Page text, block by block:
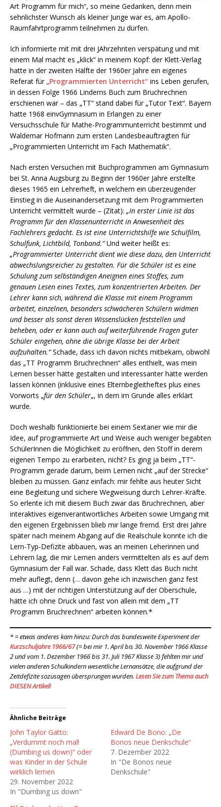
Art Programm für mich“, so meine Gedanken, denn mein
sehnlichster Wunsch als kleiner Junge war es, am Apollo-
Raumfahrtprogramm teilnehmen zu dürfen.
Ich informierte mit mit drei JAhrzehnten verspätung und mit
einem Mal macht es „klick“ in meinem Kopf: der Klett-Verlag
hatte in der zweiten Hälfte der 1960er Jahre ein eigenes
Referat für „Programmierten Unterricht“ ins Leben gerufen,
in dessen Folge 1966 Linderns Buch zum Bruchrechnen
erschienen war – das „TT“ stand dabei für „Tutor Text“. Bayern
hatte 1968 einvGymnasium in Erlangen zu einer
Versuchsschule für Mathe-Programmunterricht bestimmt und
Waldemar Hofmann zum ersten Landesbeauftragten für
„Programmierten Unterricht im Fach Mathematik“.
Nach ersten Versuchen mit Buchprogrammen am Gymnasium
bei St. Anna Augsburg zu Beginn der 1960er Jahre erstellte
dieses 1965 ein Lehrerheft, in welchem ein überzeugender
Einstieg in die Auseinandersetzung mit dem Programmierten
Unterricht vermittelt wurde – (Zitat): „In erster Linie ist das
Programm für den Klassenunterricht in Anwesenheit des
Fachlehrers gedacht. Es ist eine Unterrichtshilfe wie Schulfilm,
Schulfunk, Lichtbild, Tonband.“Und weiter heißt es:
„Programmierter Unterricht dient wie diese dazu, den Unterricht
abwechslungsreicher zu gestalten. Für die Schüler ist es eine
Schulung zum selbständigen Aneignen eines Stoffes, zum
genauen Lesen eines Textes, zum konzentrierten Arbeiten. Der
Lehrer kann sich, während die Klasse mit einem Programm
arbeitet, einzelnen, besonders schwächeren Schülern widmen
und besser als sonst deren Wissenslücken feststellen und
beheben, oder er kann auch auf weiterführende Fragen guter
Schüler eingehen, ohne die übrige Klasse bei der Arbeit
aufzuhalten.“Schade, dass ich davon nichts mitbekam, obwohl
das „TT Programm Bruchrechnen“ alles enthielt, was mein
Lernen besser hätte gestalten und interessanter hätte werden
lassen können (inklusive eines Elternbegleitheftes plus eines
Vorworts „für den Schüler„, in dem im Grunde alles erklärt
wurde.
Doch weshalb funktionierte bei einem Sextaner wie mir die
Idee, auf programmierte Art und Weise auch weniger begabten
SchülerInnen die Möglichkeit zu eröffnen, den Stoff in derem
eigenen Tempo zu erarbeiten, nicht? Es ging ja beim „TT“-
Programm gerade darum, beim Lernen nicht „auf der Strecke“
bleiben zu müssen. Ganz einfach: mir fehlte aus heuter Sicht
eine Begleitung und sichere Wegweisung durch Lehrer-Kräfte.
So erlente ich mit diesem Buch zwar das Bruchrechnen, aber
interaktives eigenverantwortliches Arbeiten sowie Umgang mit
den eigenen Ergebnissen blieb mir lange fremd. Erst drei Jahre
später nach meinem Abgang auf die Realschule konnte ich die
Lern-Typ-Defizite abbauen, was an meinen Leherinnen und
Lehrern lag, die mir Lernen anders vermittelten als es auf dem
Gymnasium der Fall war. Schade, dass Klett das Buch nicht
mehr auflegt, denn (… davon gehe ich inzwischen ganz fest
aus …) mit der richtigen Unterstützung auf der Oberschule,
hätte ich ohne Druck und fast von allein mit dem „TT
Programm Bruchrechnen“ arbeiten können.*
* = etwas anderes kam hinzu: Durch das bundesweite Experiment der
Kurzschuljahre 1966/67(= bei mir 1. April bis 30. November 1966 Klasse
2 und vom 1. Dezember 1966 bis 31. Juli 1967 Klasse 3) fehlten mir und
vielen anderen Schulkindern wesentliche Lernansätze, die aufgrund der
Zeitdefizite sozusagen übersprungen wurden. Lesen Sie zum Thema auch
DIESEN Artikel!
Ähnliche Beiträge
John Taylor Gatto:
„Verdummt noch mal!
(Dumbing us down)“ oder
was Kinder in der Schule
wirklich lernen
29. November 2022
In "Dumbing us down"
Edward De Bono: „De
Bonos neue Denkschule“
7. Dezember 2022
In "De Bonos neue
Denkschule"